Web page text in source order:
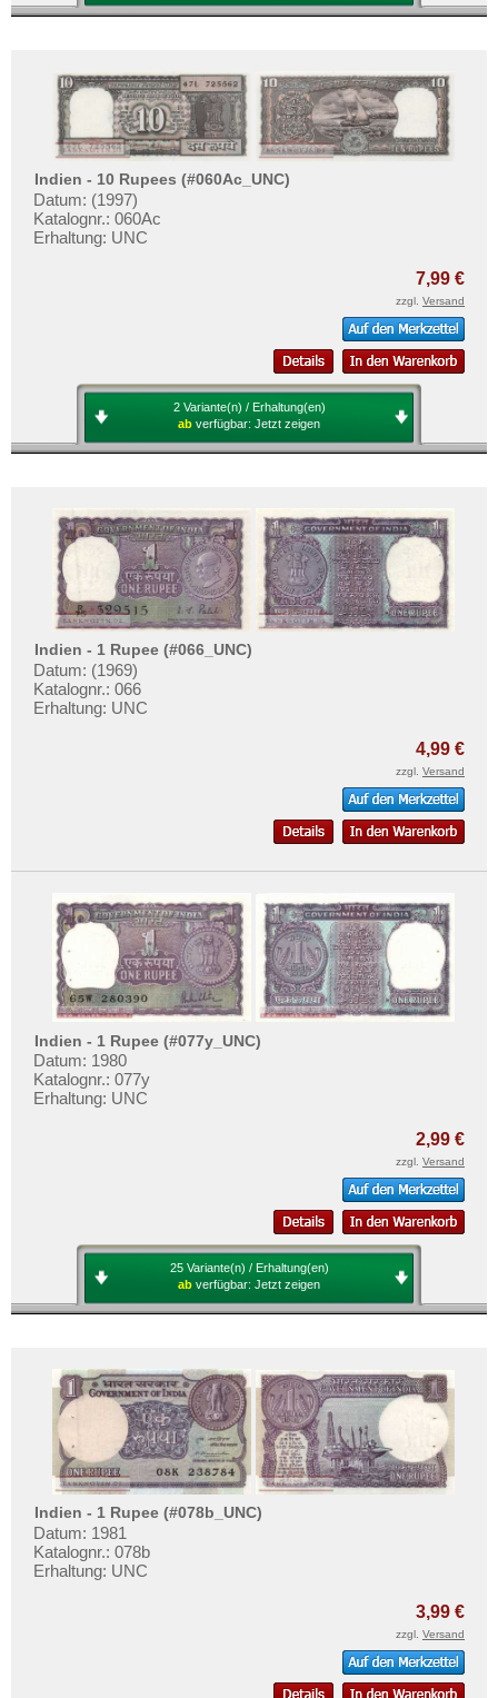
Indien - 10 Rupees (#060Ac_UNC)
Datum: (1997)
Katalognr.: 060Ac
Erhaltung: UNC
7,99 €
zzgl. Versand
2 Variante(n) / Erhaltung(en)
ab verfügbar: Jetzt zeigen
Indien - 1 Rupee (#066_UNC)
Datum: (1969)
Katalognr.: 066
Erhaltung: UNC
4,99 €
zzgl. Versand
Indien - 1 Rupee (#077y_UNC)
Datum: 1980
Katalognr.: 077y
Erhaltung: UNC
2,99 €
zzgl. Versand
25 Variante(n) / Erhaltung(en)
ab verfügbar: Jetzt zeigen
Indien - 1 Rupee (#078b_UNC)
Datum: 1981
Katalognr.: 078b
Erhaltung: UNC
3,99 €
zzgl. Versand